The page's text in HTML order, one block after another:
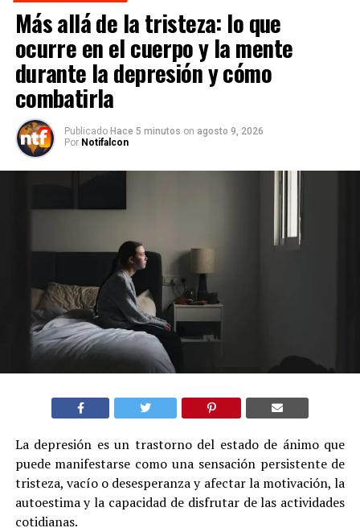
Más allá de la tristeza: lo que
ocurre en el cuerpo y la mente
durante la depresión y cómo
combatirla
Publicado Hace 5 minutos on agosto 9, 2026
Por Notifalcon
La depresión es un trastorno del estado de ánimo que
puede manifestarse como una sensación persistente de
tristeza, vacío o desesperanza y afectar la motivación, la
autoestima y la capacidad de disfrutar de las actividades
cotidianas.